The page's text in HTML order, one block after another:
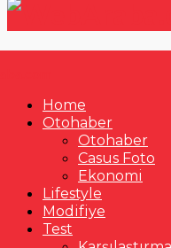
Home
Otohaber
Otohaber
Casus Foto
Ekonomi
Lifestyle
Modifiye
Test